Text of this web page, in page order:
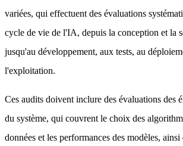
variées, qui effectuent des évaluations
cycle de vie de l'IA, depuis la conception et la
jusqu'au développement, aux tests, au
l'exploitation.
Ces audits doivent inclure des évaluations des
du système, qui couvrent le choix des
données et les performances des modèles, ainsi